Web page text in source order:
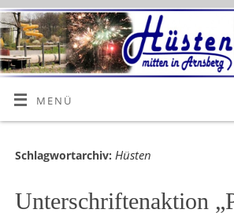
MENÜ
Schlagwortarchiv: Hüsten
Unterschriftenaktion